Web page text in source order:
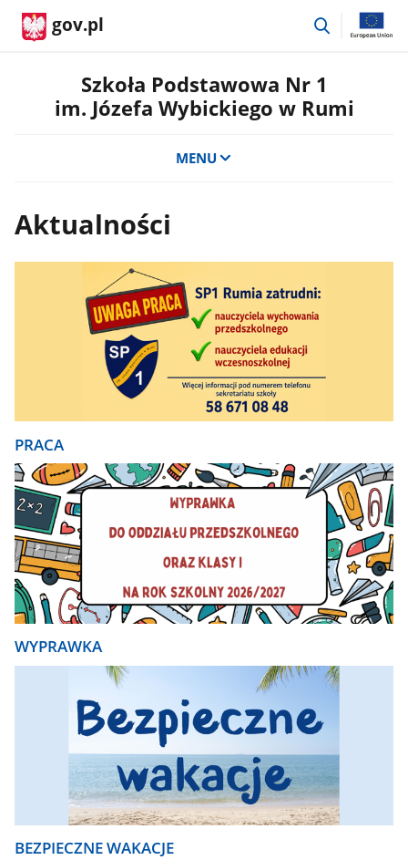
gov.pl
przejdź
Szkoła Podstawowa Nr 1
im. Józefa Wybickiego w Rumi
MENU
Aktualności
PRACA
WYPRAWKA
BEZPIECZNE WAKACJE